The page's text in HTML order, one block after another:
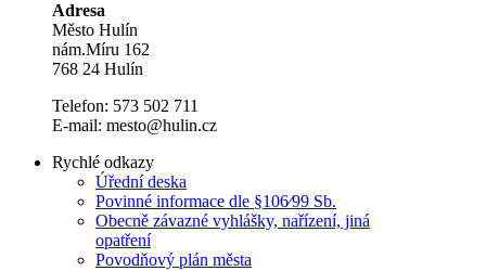
Adresa
Město Hulín
nám.Míru 162
768 24 Hulín
Telefon: 573 502 711
E-mail: mesto@hulin.cz
Rychlé odkazy
Úřední deska
Povinné informace dle §106⁄99 Sb.
Obecně závazné vyhlášky, nařízení, jiná
opatření
Povodňový plán města